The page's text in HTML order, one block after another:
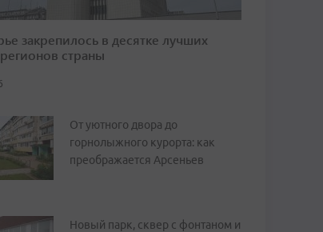
закрепилось в десятке лучших
страны
От уютного двора до
горнолыжного курорта: как
преображается Арсеньев
Новый парк, сквер с фонтаном и